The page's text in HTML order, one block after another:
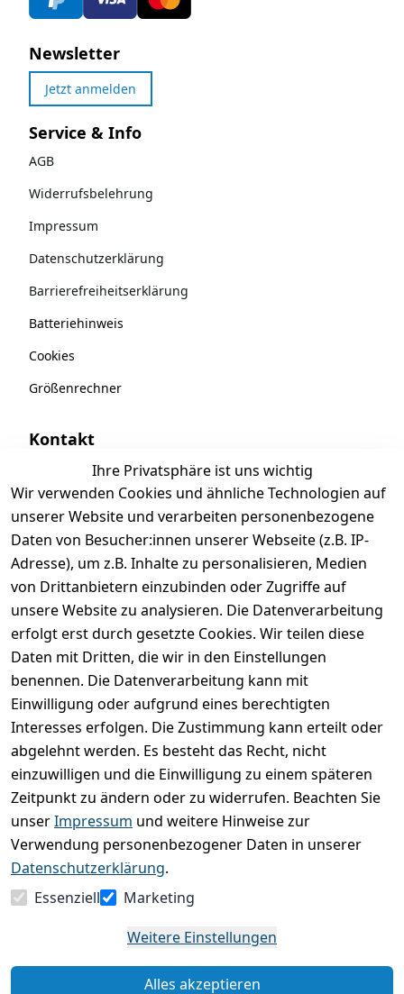
Newsletter
Jetzt anmelden
Service & Info
AGB
Widerrufsbelehrung
Impressum
Datenschutzerklärung
Barrierefreiheitserklärung
Batteriehinweis
Cookies
Größenrechner
Kontakt
Über Richter
Karriere
FAQ
Unser Versandpartner
Sicher einkaufen
Du findest uns auch auf
Mein Konto
Login
Ihre Privatsphäre ist uns wichtig
Wir verwenden Cookies und ähnliche Technologien auf
unserer Website und verarbeiten personenbezogene
Daten von Besucher:innen unserer Webseite (z.B. IP-
Adresse), um z.B. Inhalte zu personalisieren, Medien
von Drittanbietern einzubinden oder Zugriffe auf
unsere Website zu analysieren. Die Datenverarbeitung
erfolgt erst durch gesetzte Cookies. Wir teilen diese
Daten mit Dritten, die wir in den Einstellungen
benennen. Die Datenverarbeitung kann mit
Einwilligung oder aufgrund eines berechtigten
Interesses erfolgen. Die Zustimmung kann erteilt oder
abgelehnt werden. Es besteht das Recht, nicht
einzuwilligen und die Einwilligung zu einem späteren
Zeitpunkt zu ändern oder zu widerrufen. Beachten Sie
unserImpressum und weitere Hinweise zur
Verwendung personenbezogener Daten in unserer
Datenschutzerklärung.
Essenziell
Marketing
Weitere Einstellungen
Alles akzeptieren